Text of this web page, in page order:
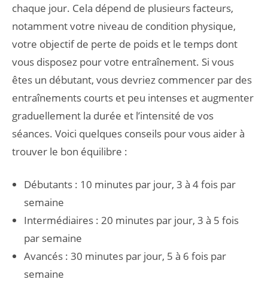
chaque jour. Cela dépend de plusieurs facteurs,
notamment votre niveau de condition physique,
votre objectif de perte de poids et le temps dont
vous disposez pour votre entraînement. Si vous
êtes un débutant, vous devriez commencer par des
entraînements courts et peu intenses et augmenter
graduellement la durée et l’intensité de vos
séances. Voici quelques conseils pour vous aider à
trouver le bon équilibre :
Débutants : 10 minutes par jour, 3 à 4 fois par
semaine
Intermédiaires : 20 minutes par jour, 3 à 5 fois
par semaine
Avancés : 30 minutes par jour, 5 à 6 fois par
semaine